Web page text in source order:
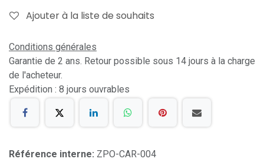
Ajouter à la liste de souhaits
Conditions générales
Garantie de 2 ans. Retour possible sous 14 jours à la charge
de l'acheteur.
Expédition : 8 jours ouvrables
Référence interne: ZPO-CAR-004